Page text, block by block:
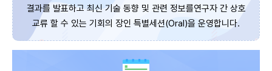
결과를 발표하고 최신 기술 동향 및 관련 정보를연구자 간 상호
교류 할 수 있는 기회의 장인 특별세션(Oral)을 운영합니다.